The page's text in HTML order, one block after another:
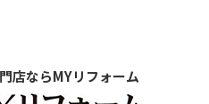
店ならMYリフォーム